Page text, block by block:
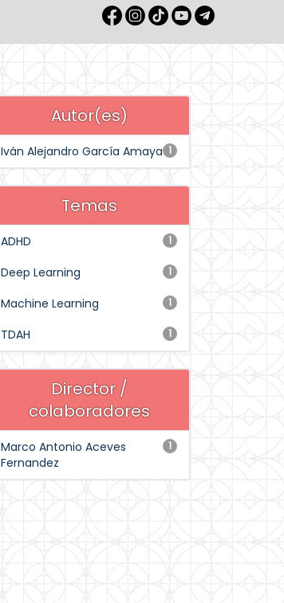
Autor(es)
1
Iván Alejandro García Amaya
Temas
1
ADHD
1
Deep Learning
1
Machine Learning
1
TDAH
Director /
colaboradores
1
Marco Antonio Aceves
Fernandez